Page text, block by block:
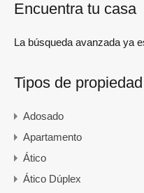
Encuentra tu casa
La búsqueda avanzada ya
Tipos de propiedad
Adosado
Apartamento
Ático
Ático Dúplex